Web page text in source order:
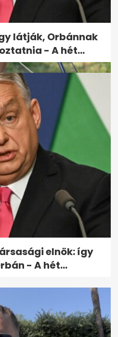
részesedést
Townban,
gyep kánikulában?
a túl alacsony
látják, Orbánnak
- A hét...
elnök: így
- A hét...